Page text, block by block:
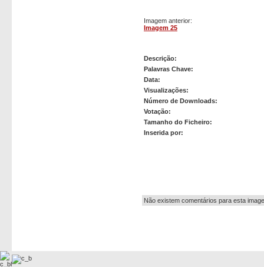
Imagem anterior:
Imagem 25
Descrição:
Palavras Chave:
Data:
Visualizações:
Número de Downloads:
Votação:
Tamanho do Ficheiro:
Inserida por:
Não existem comentários para esta